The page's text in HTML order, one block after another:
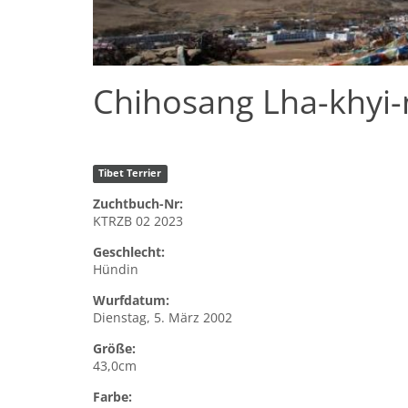
Chihosang Lha-
Tibet Terrier
Zuchtbuch-Nr:
KTRZB 02 2023
Geschlecht:
Hündin
Wurfdatum:
Dienstag, 5. März 2002
Größe:
43,0cm
Farbe: